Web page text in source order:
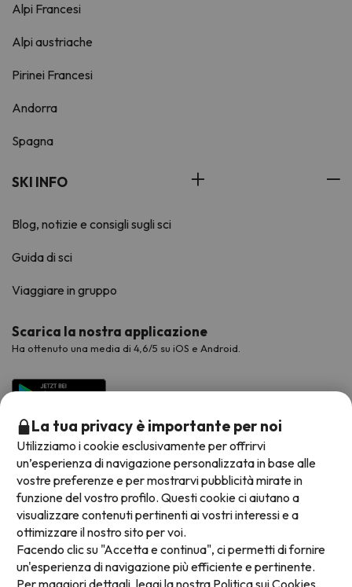
Alpi Francesi
Alpi austriache
Pirinei Francesi
Andorra
Spagna
SKI INFO
Blog, notizie e consigli sugli sci
Guida di sci
Viaggiare in gruppo
Scarica la nostra applicazione
Ha ottenuto una media di 4,6/5 su iOS e Android.
Metodi di pagamento disponibili
La tua privacy è importante per noi
Utilizziamo i cookie esclusivamente per offrirvi
un’esperienza di navigazione personalizzata in base alle
vostre preferenze e per mostrarvi pubblicità mirate in
funzione del vostro profilo. Questi cookie ci aiutano a
visualizzare contenuti pertinenti ai vostri interessi e a
ottimizzare il nostro sito per voi.
Facendo clic su "Accetta e continua", ci permetti di fornire
un'esperienza di navigazione più efficiente e pertinente.
Per maggiori dettagli, leggi la nostra Politica sui Cookies.